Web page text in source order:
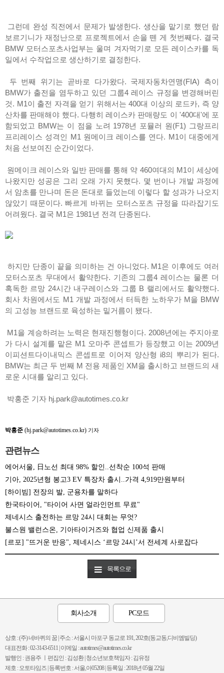
그런데 완성 직전에서 문제가 발생한다. 생산을 맡기로 했던 람
보르기니가 재정난으로 프로젝트에서 손을 뗀 게 첫번째다. 결국
BMW 모터스포츠사업부는 울며 겨자먹기로 모든 레이스카를 독
일에서 수작업으로 생산하기로 결정한다.
두 번째 위기는 곧바로 다가왔다. 국제자동차연맹(FIA) 측이
BMW가 출전을 염두하고 있던 그룹4 레이스 규정을 변경해버린
것. M1이 출전 자격을 얻기 위해서는 400대 이상의 로드카, 즉 양
산차를 판매해야 했다. 다행히 레이스카 판매량도 이 '400대'에 포
함되었고 BMW는 이 점을 노려 1978년 포뮬러 원(F1) 그랑프리
프리레이스 성격인 M1 원메이크 레이스를 연다. M1이 대중에게
처음 선보여진 순간이었다.
원메이크 레이스와 일반 판매를 통해 약 460여대의 M1이 세상에
나왔지만 성공은 그리 오래 가지 못했다. 몇 번이나 개발 과정에
서 암초를 만나며 돈은 돈대로 들었는데 이렇다 할 성과가 나오지
않았기 때문이다. 빠르게 바뀌는 모터스포츠 규정을 따라잡기도
어려웠다. 결국 M1은 1981년 전격 단종된다.
하지만 단종이 끝을 의미하는 건 아니었다. M1은 이후에도 여러
모터스포츠 무대에서 활약한다. 기존의 그룹4 레이스는 물론 더
혹독한 르망 24시간 내구레이스와 그룹 B 랠리에서도 활약했다.
회사 차원에서도 M1 개발 과정에서 터득한 노하우가 M을 BMW
의 고성능 브랜드로 육성하는 밑거름이 됐다.
M1을 계승하려는 노력은 현재진행형이다. 2008년에는 주지아로
가 다시 설계를 맡은 M1 오마주 콘셉트가 등장했고 이는 2009년
이피션트다이내믹스 콘셉트로 이어져 양산형 i8의 뿌리가 된다.
BMW는 최근 두 번째 M 전용 제품인 XM을 출시하고 브랜드의 새
로운 시대를 알리고 있다.
박홍준 기자 hj.park@autotimes.co.kr
박홍준 (hj.park@autotimes.co.kr) 기자
관련뉴스
에어서울, 日노선 최대 98% 할인..선착순 100석 판매
기아, 2025년형 봉고3 EV 특장차 출시..가격 4,919만원부터
[하이빔] 전장의 발, 군용차를 말하다
한국타이어, "타이어 사면 얼라인먼트 무료"
제네시스 출전하는 르망 24시 대회는 무엇?
불스원 밸런스온, 기아타이거즈와 협업 신제품 출시
[르포] "뜨거운 반응", 제네시스 ‘르망 24시’서 전세계 사로잡다
목록으로
회사소개 PC모드
상호 : (주) 네바퀴의 꿈 | 주소 : 서울시 마포구 동교로 191, 202호(동교동,디비엠빌딩)
대표전화 : 02-3143-6511 | 이메일 : autotimes@autotimes.co.kr
발행인 : 권용주 ㅣ편집인 : 김성환 | 청소년보호책임자 : 김유정
제호 : 오토타임즈 | 등록번호 : 서울,아05208 | 등록일 : 2018년 05월 22일